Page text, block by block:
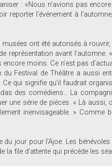
: «Nous n’avions pas
reporter l’événement à
ont été autorisés à
représentation avant
moins. Ce n’est pas
du Festival de Théâtre a aussi
qui signifie qu’il faudrait
des comédiens… La
une série de pièces. « Là aussi,
inenvisageable. » Comme
jour pour l’Ajoe. Les
file d’attente qui précède les